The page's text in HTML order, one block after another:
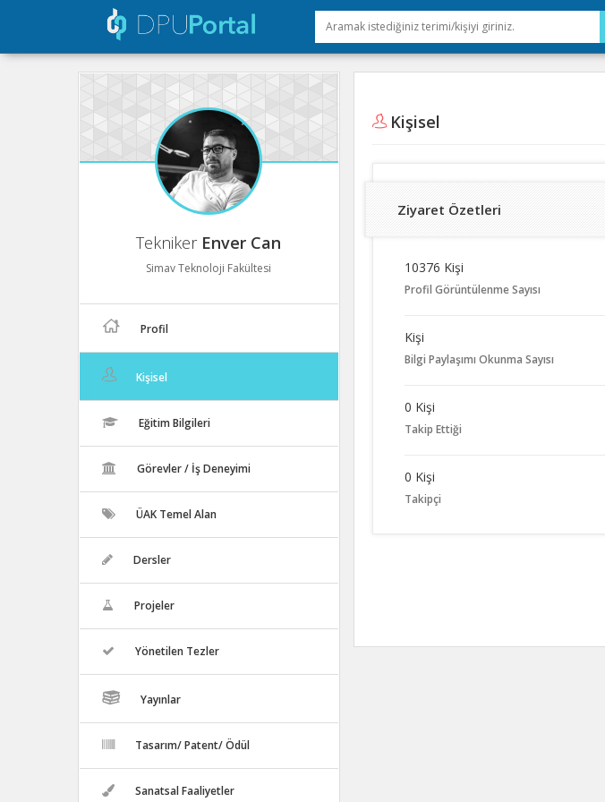
Tekniker Enver Can
Simav Teknoloji Fakültesi
Profil
Kişisel
Eğitim Bilgileri
Görevler / İş Deneyimi
ÜAK Temel Alan
Dersler
Projeler
Yönetilen Tezler
Yayınlar
Tasarım/ Patent/ Ödül
Sanatsal Faaliyetler
Kişisel
Ziyaret Özetleri
10376 Kişi
Profil Görüntülenme Sayısı
Kişi
Bilgi Paylaşımı Okunma Sayısı
0 Kişi
Takip Ettiği
0 Kişi
Takipçi